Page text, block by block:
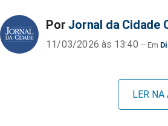
Por Jornal da Cidade
11/03/2026 às 13:40
LER NA